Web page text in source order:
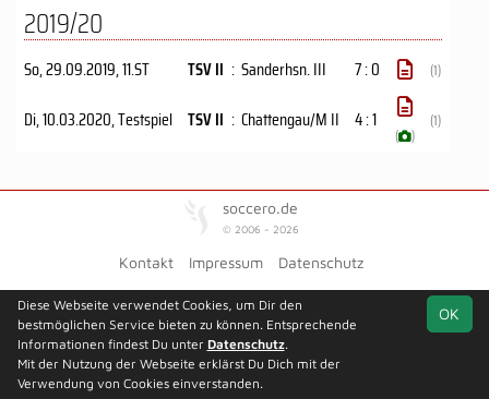
2019/20
So, 29.09.2019, 11.ST TSV II : Sanderhsn. III 7 : 0 (1)
Di, 10.03.2020, Testspiel TSV II : Chattengau/M II 4 : 1
( )
(1)
soccero.de
© 2006 - 2026
Kontakt Impressum Datenschutz
OK
Diese Webseite verwendet Cookies, um Dir den
bestmöglichen Service bieten zu können. Entsprechende
Informationen findest Du unter Datenschutz.
Mit der Nutzung der Webseite erklärst Du Dich mit der
Verwendung von Cookies einverstanden.